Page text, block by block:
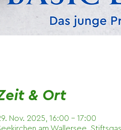
& Ort
Nov. 2025, 16:00 – 17:00